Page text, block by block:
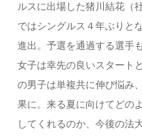
ルスに出場した猪川結花（
ではシングルス４年ぶりと
進出。予選を通過する選手
女子は幸先の良いスタート
の男子は単複共に伸び悩み
果に。来る夏に向けてどの
してくれるのか、今後の法